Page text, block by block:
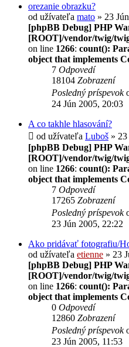
orezanie obrazku?
od užívateľa mato » 23
[phpBB Debug] PHP
[ROOT]/vendor/twig/
on line 1266: count():
object that implements
7 Odpovedí
18104 Zobrazení
Posledný príspevok
24 Jún 2005, 20:03
A co takhle hlasování?
od užívateľa Luboš »
[phpBB Debug] PHP
[ROOT]/vendor/twig/
on line 1266: count():
object that implements
7 Odpovedí
17265 Zobrazení
Posledný príspevok
23 Jún 2005, 22:22
Ako pridávať fotografiu/
od užívateľa etienne » 23
[phpBB Debug] PHP
[ROOT]/vendor/twig/
on line 1266: count():
object that implements
0 Odpovedí
12860 Zobrazení
Posledný príspevok
23 Jún 2005, 11:53